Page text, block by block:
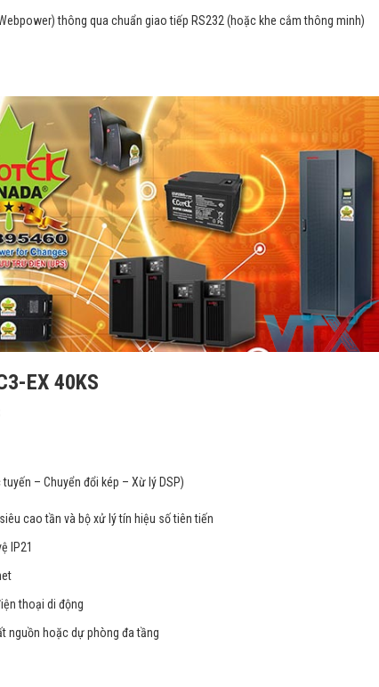
thông qua chuẩn giao tiếp RS232 (hoặc khe cắm thông minh)
EX 40KS
– Chuyển đổi kép – Xừ lý DSP)
cao tần và bộ xử lý tín hiệu số tiên tiến
IP21
thoại di động
nguồn hoặc dự phòng đa tầng